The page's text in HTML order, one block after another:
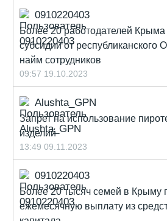
0910220403
Более 20 работодателей Крыма
субсидии от республиканского
найм сотрудников
09:57 19.10.2023
Alushta_GPN
Запрет на использование
изделий
13:49 09.11.2023
0910220403
Более 20 тысяч семей в Крыму
ежемесячную выплату из